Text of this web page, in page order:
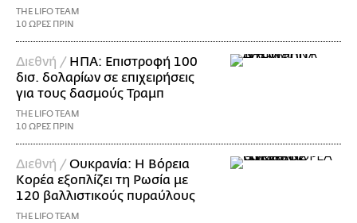
THE LIFO TEAM
10 ΩΡΕΣ ΠΡΙΝ
Διεθνή / ΗΠΑ: Επιστροφή 100
δισ. δολαρίων σε επιχειρήσεις
για τους δασμούς Τραμπ
THE LIFO TEAM
10 ΩΡΕΣ ΠΡΙΝ
Διεθνή / Ουκρανία: Η Βόρεια
Κορέα εξοπλίζει τη Ρωσία με
120 βαλλιστικούς πυραύλους
THE LIFO TEAM